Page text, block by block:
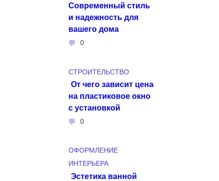
Современный стиль
и надежность для
вашего дома
0
СТРОИТЕЛЬСТВО
От чего зависит цена
на пластиковое окно
с установкой
0
ОФОРМЛЕНИЕ
ИНТЕРЬЕРА
Эстетика ванной